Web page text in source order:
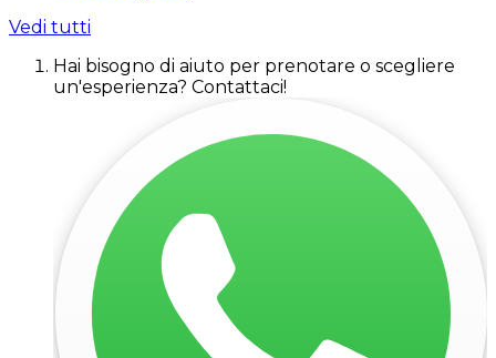
Vedi tutti
Hai bisogno di aiuto per prenotare o scegliere
un'esperienza? Contattaci!